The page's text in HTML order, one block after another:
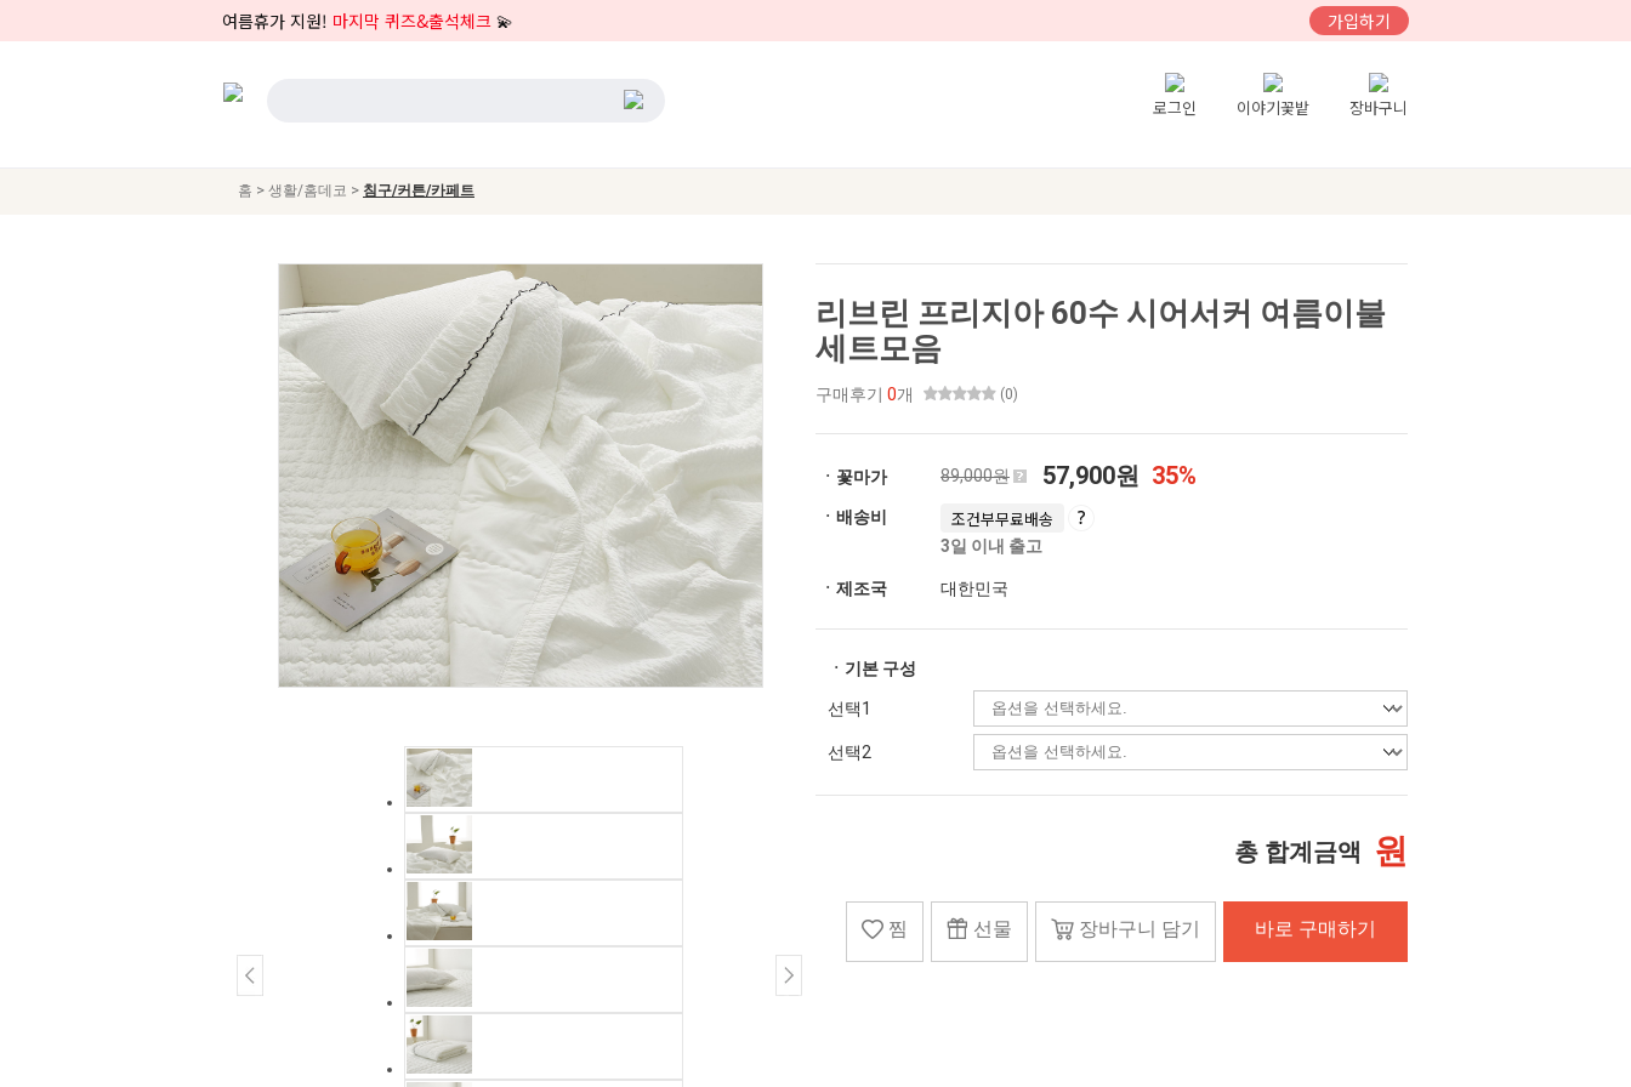
여름휴가 지원! 마지막 퀴즈&출석체크 💫 가입하기
로그인 이야기꽃밭 장바구니
홈 > 생활/홈데코 > 침구/커튼/카페트
리브린 프리지아 60수 시어서커 여름이불
세트모음
구매후기 0개 (0)
ㆍ꽃마가 89,000원 57,900원 35%
ㆍ배송비 조건부무료배송
3일 이내 출고
ㆍ제조국 대한민국
ㆍ기본 구성
선택1
선택2
총 합계금액 원
찜 선물 장바구니 담기 바로 구매하기